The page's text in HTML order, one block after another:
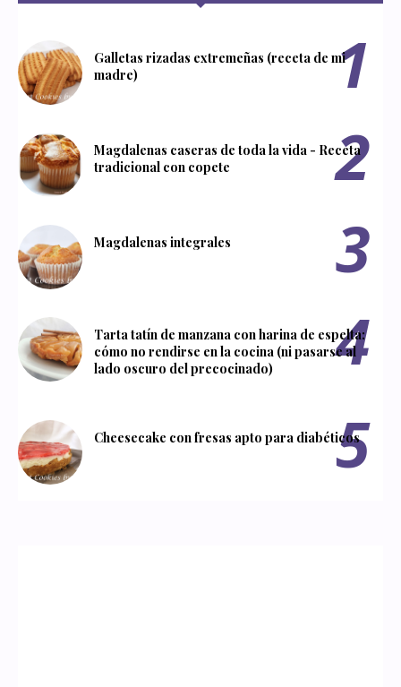
Galletas rizadas extremeñas (receta de mi
madre)
Magdalenas caseras de toda la vida - Receta
tradicional con copete
Magdalenas integrales
Tarta tatín de manzana con harina de espelta:
cómo no rendirse en la cocina (ni pasarse al
lado oscuro del precocinado)
Cheesecake con fresas apto para diabéticos